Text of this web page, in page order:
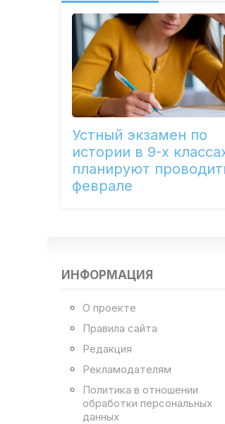
Устный экзамен по
истории в 9-х
планируют
феврале
ИНФОРМАЦИЯ
О проекте
Правила сайта
Редакция
Рекламодателям
Политика в отношении
обработки персональных
данных